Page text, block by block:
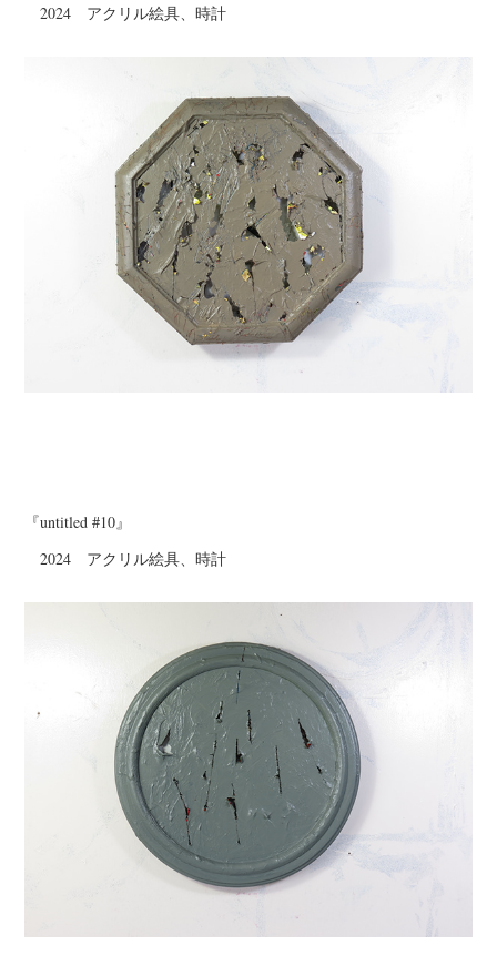
2024 アクリル絵具、時計
『untitled #10』
2024 アクリル絵具、時計